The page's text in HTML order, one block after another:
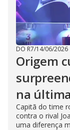
DO R7/14/06/2026
Origem
na
Capitã do time
contra o rival
uma diferença